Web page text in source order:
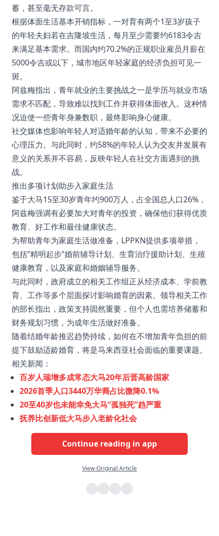
蓄，甚至毫无存款可言。
根据体面生活基本开销指标，一对育有两个1至3岁孩子
的年轻夫妇若在吉隆坡生活，每月至少需要约6183令吉
来满足基本需求。而国内约70.2%的正规职业雇员月薪在
5000令吉或以下，城市地区年轻家庭的经济负担可见一
斑。
阿兹梅指出，青年就业的主要挑战之一是学历与就业市场
需求不匹配，导致难以找到工作并获得体面收入。这种情
况迫使一些青年身兼数职，最终影响身心健康。
社交媒体也影响年轻人对适婚年龄的认知，带来不必要的
心理压力。与此同时，约58%的年轻人认为交友并发展有
意义的关系并不容易，反映年轻人在社交方面遇到的挑
战。
推出多项计划助步入家庭生活
鉴于大马15至30岁青年约900万人，占全国总人口26%，
阿兹梅强调有必要加大对青年的投资，确保他们获得优质
教育、好工作和最佳健康状态。
为帮助青年为家庭生活做准备，LPPKN提供多项举措，
包括”精明起步”婚前辅导计划、生育治疗援助计划、生殖
健康教育，以及家庭和婚姻辅导服务。
与此同时，政府成立的相关工作组正从经济成本、学前教
育、工作等多个层面探讨影响婚育的因素。领导相关工作
的部长指出，政策支持固然重要，但个人也需培养储蓄和
财务规划习惯，为成年生活做好准备。
随着结婚年龄推迟趋势持续，如何在不增加青年负担的前
提下鼓励适龄婚育，将是马来西亚社会面临的重要课题。
相关新闻：
百岁人瑞增多成常态大马20年后晋高龄国家
2026首季人口3440万华裔占比微降0.1%
20至40岁也未能幸免大马“孤独死”趋严重
抚养比创新低大马步入老龄化社会
Continue reading in app
View Original Article